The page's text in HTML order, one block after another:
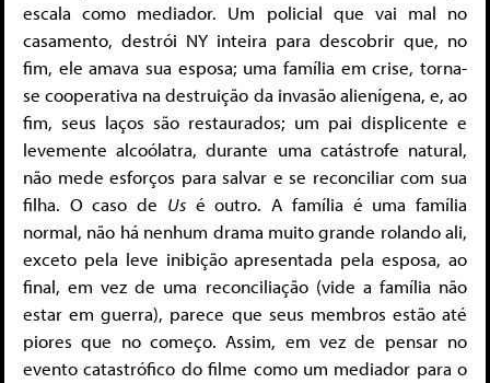
escala como mediador. Um policial que vai mal no
casamento, destrói NY inteira para descobrir que, no
fim, ele amava sua esposa; uma família em crise, torna-
se cooperativa na destruição da invasão alienígena, e, ao
fim, seus laços são restaurados; um pai displicente e
levemente alcoólatra, durante uma catástrofe natural,
não mede esforços para salvar e se reconciliar com sua
filha. O caso de Usé outro. A família é uma família
normal, não há nenhum drama muito grande rolando ali,
exceto pela leve inibição apresentada pela esposa, ao
final, em vez de uma reconciliação (vide a família não
estar em guerra), parece que seus membros estão até
piores que no começo. Assim, em vez de pensar no
evento catastrófico do filme como um mediador para o